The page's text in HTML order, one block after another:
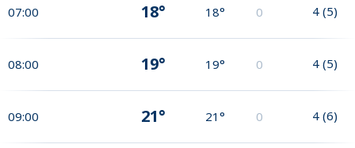
07:00 18° 18° 0 4 (5)
08:00 19° 19° 0 4 (5)
09:00 21° 21° 0 4 (6)